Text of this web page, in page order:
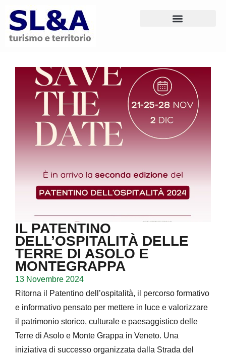
IL PATENTINO
DELL’OSPITALITÀ DELLE
TERRE DI ASOLO E
MONTEGRAPPA
13 Novembre 2024
Ritorna il Patentino dell’ospitalità, il percorso formativo
e informativo pensato per mettere in luce e valorizzare
il patrimonio storico, culturale e paesaggistico delle
Terre di Asolo e Monte Grappa in Veneto. Una
iniziativa di successo organizzata dalla Strada del